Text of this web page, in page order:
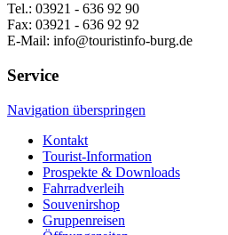
Tel.: 03921 - 636 92 90
Fax: 03921 - 636 92 92
E-Mail: info@touristinfo-burg.de
Service
Navigation überspringen
Kontakt
Tourist-Information
Prospekte & Downloads
Fahrradverleih
Souvenirshop
Gruppenreisen